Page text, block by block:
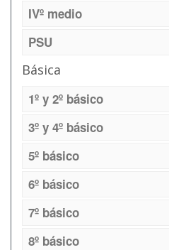
IVº medio
PSU
Básica
1º y 2º básico
3º y 4º básico
5º básico
6º básico
7º básico
8º básico